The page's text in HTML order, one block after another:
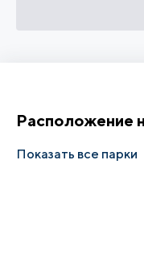
Расположение
Показать все парки